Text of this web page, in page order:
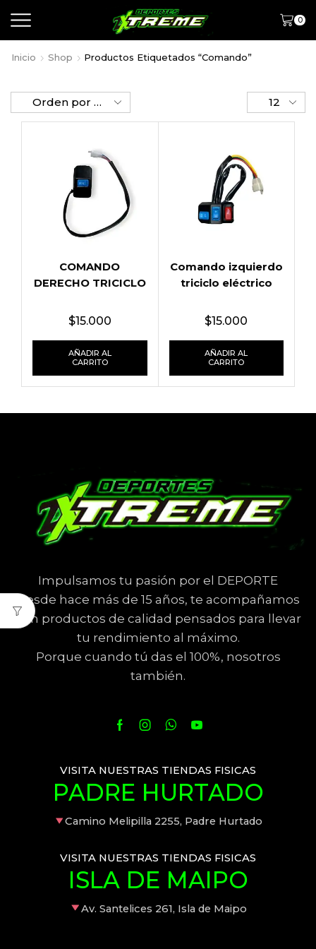
0
Inicio Shop Productos Etiquetados “comando”
COMANDO
DERECHO TRICICLO
$15.000
AÑADIR AL
CARRITO
Comando izquierdo
triciclo eléctrico
$15.000
AÑADIR AL
CARRITO
Impulsamos tu pasión por el DEPORTE
Desde hace más de 15 años, te acompañamos
con productos de calidad pensados para llevar
tu rendimiento al máximo.
Porque cuando tú das el 100%, nosotros
también.
VISITA NUESTRAS TIENDAS FISICAS
PADRE HURTADO
Camino Melipilla 2255, Padre Hurtado
VISITA NUESTRAS TIENDAS FISICAS
ISLA DE MAIPO
Av. Santelices 261, Isla de Maipo